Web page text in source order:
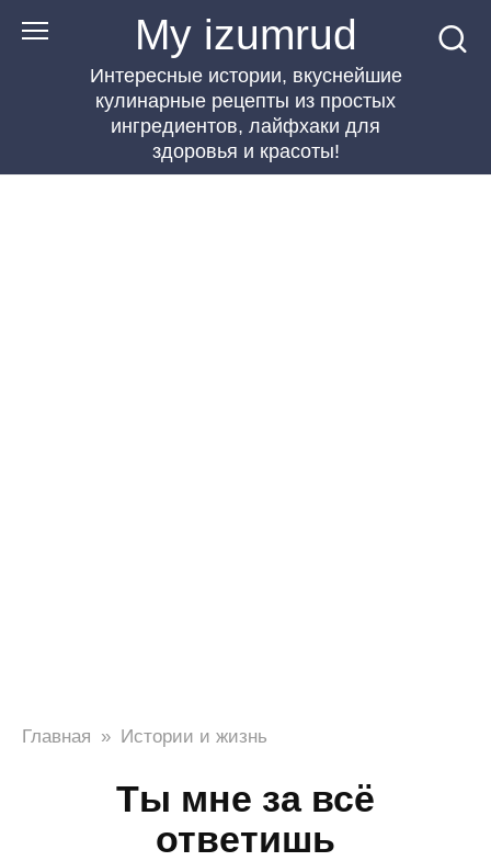
Перейти
My izumrud
Интересные истории, вкуснейшие
кулинарные рецепты из простых
ингредиентов, лайфхаки для
здоровья и красоты!
Главная » Истории и жизнь
Ты мне за всё
ответишь